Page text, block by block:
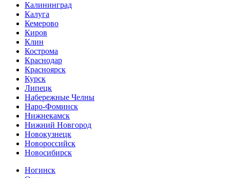
Калининград
Калуга
Кемерово
Киров
Клин
Кострома
Краснодар
Красноярск
Курск
Липецк
Набережные Челны
Наро-Фоминск
Нижнекамск
Нижний Новгород
Новокузнецк
Новороссийск
Новосибирск
Ногинск